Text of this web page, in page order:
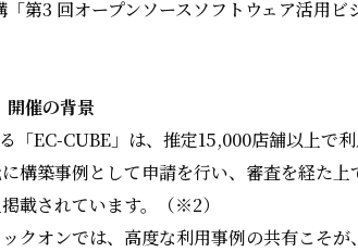
第3 回オープンソースソフトウェア活用ビ
開催の背景
「EC-CUBE」は、推定15,000店舗以上で利
構築事例として申請を行い、審査を経た
載されています。（※2）
クオンでは、高度な利用事例の共有こそ